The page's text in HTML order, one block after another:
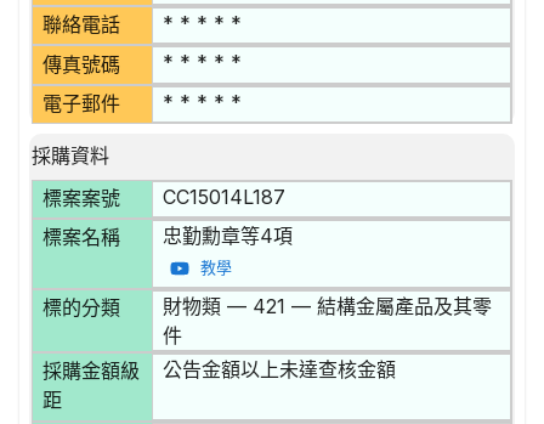
聯絡電話 * * * * *
傳真號碼 * * * * *
電子郵件 * * * * *
採購資料
標案案號
CC15014L187
標案名稱 忠勤勳章等4項
教學
標的分類
財物類 — 421 — 結構金屬產品及其零
件
採購金額級
距
公告金額以上未達查核金額